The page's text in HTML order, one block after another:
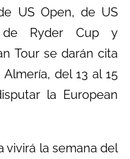
US Open, de US
de Ryder Cup y
Tour se darán cita
Almería, del 13 al 15
la European
vivirá la semana del